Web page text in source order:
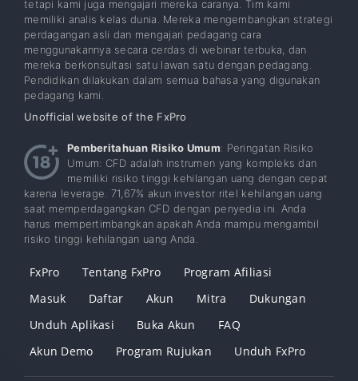
tetapi kami juga mengajari mereka caranya. Tim kami
memiliki analis kelas dunia. Mereka mengembangkan strategi
perdagangan asli dan mengajari pedagang cara
menggunakannya secara cerdas di webinar terbuka, dan
mereka berkonsultasi satu lawan satu dengan pedagang.
Pendidikan dilakukan dalam semua bahasa yang digunakan
pedagang kami.
Unofficial website of the FxPro
Pemberitahuan Risiko Umum: Peringatan Risiko
Umum: CFD adalah instrumen yang kompleks dan
memiliki risiko tinggi kehilangan uang dengan cepat
karena leverage. 71,67% akun investor ritel kehilangan uang
saat memperdagangkan CFD dengan penyedia ini. Anda
harus mempertimbangkan apakah Anda mampu mengambil
risiko tinggi kehilangan uang Anda.
FxPro Tentang FxPro
Program Afiliasi
Masuk
Daftar Akun Mitra
Dukungan
Unduh Aplikasi
Buka Akun
FAQ
Akun Demo
Program Rujukan Unduh FxPro